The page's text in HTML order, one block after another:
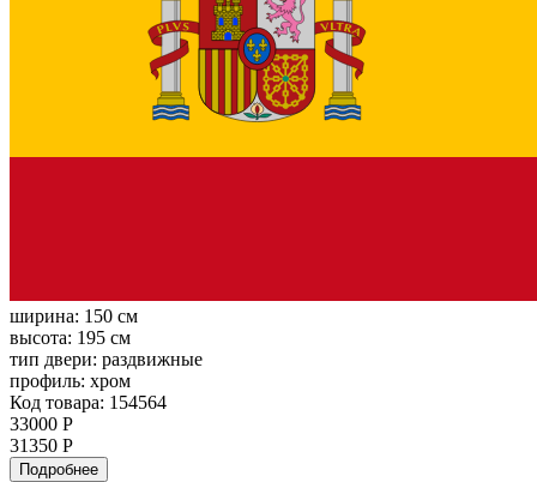
ширина: 150 см
высота: 195 см
тип двери: раздвижные
профиль: хром
Код товара: 154564
33000 Р
31350 Р
Подробнее